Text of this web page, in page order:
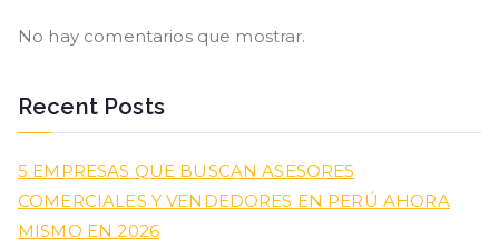
No hay comentarios que mostrar.
Recent Posts
5 EMPRESAS QUE BUSCAN ASESORES
COMERCIALES Y VENDEDORES EN PERÚ AHORA
MISMO EN 2026